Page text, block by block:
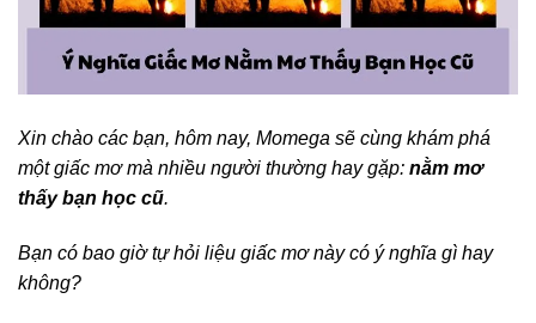
Xin chào các bạn, hôm nay, Momega sẽ cùng khám phá
một giấc mơ mà nhiều người thường hay gặp: nằm mơ
thấy bạn học cũ.
Bạn có bao giờ tự hỏi liệu giấc mơ này có ý nghĩa gì hay
không?